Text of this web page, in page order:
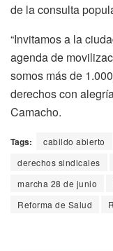
de la consulta
“Invitamos a la
agenda de
somos más de
derechos con
Camacho.
Tags: cabildo abierto
derechos sindicales
marcha 28 de junio
Reforma de Salud